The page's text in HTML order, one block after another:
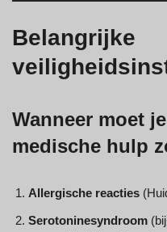
Belangrijke
Wanneer moet
medische hulp
Allergische reacties
Serotoninesyndroom